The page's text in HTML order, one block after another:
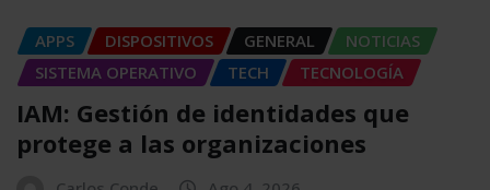
APPS DISPOSITIVOS GENERAL
NOTICIAS
SISTEMA OPERATIVO
TECH TECNOLOGÍA
IAM: Gestión de identidades que
protege a las organizaciones